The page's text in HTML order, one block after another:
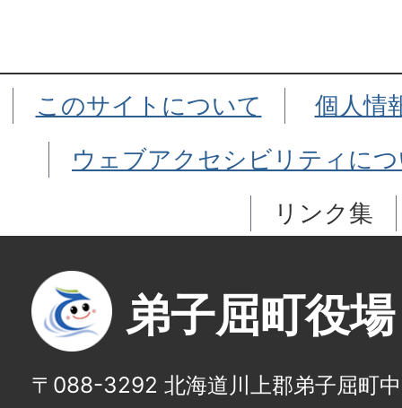
このサイトについて
個人情
ウェブアクセシビリティに
リンク集
弟子屈町役場
〒088-3292 北海道川上郡弟子屈町